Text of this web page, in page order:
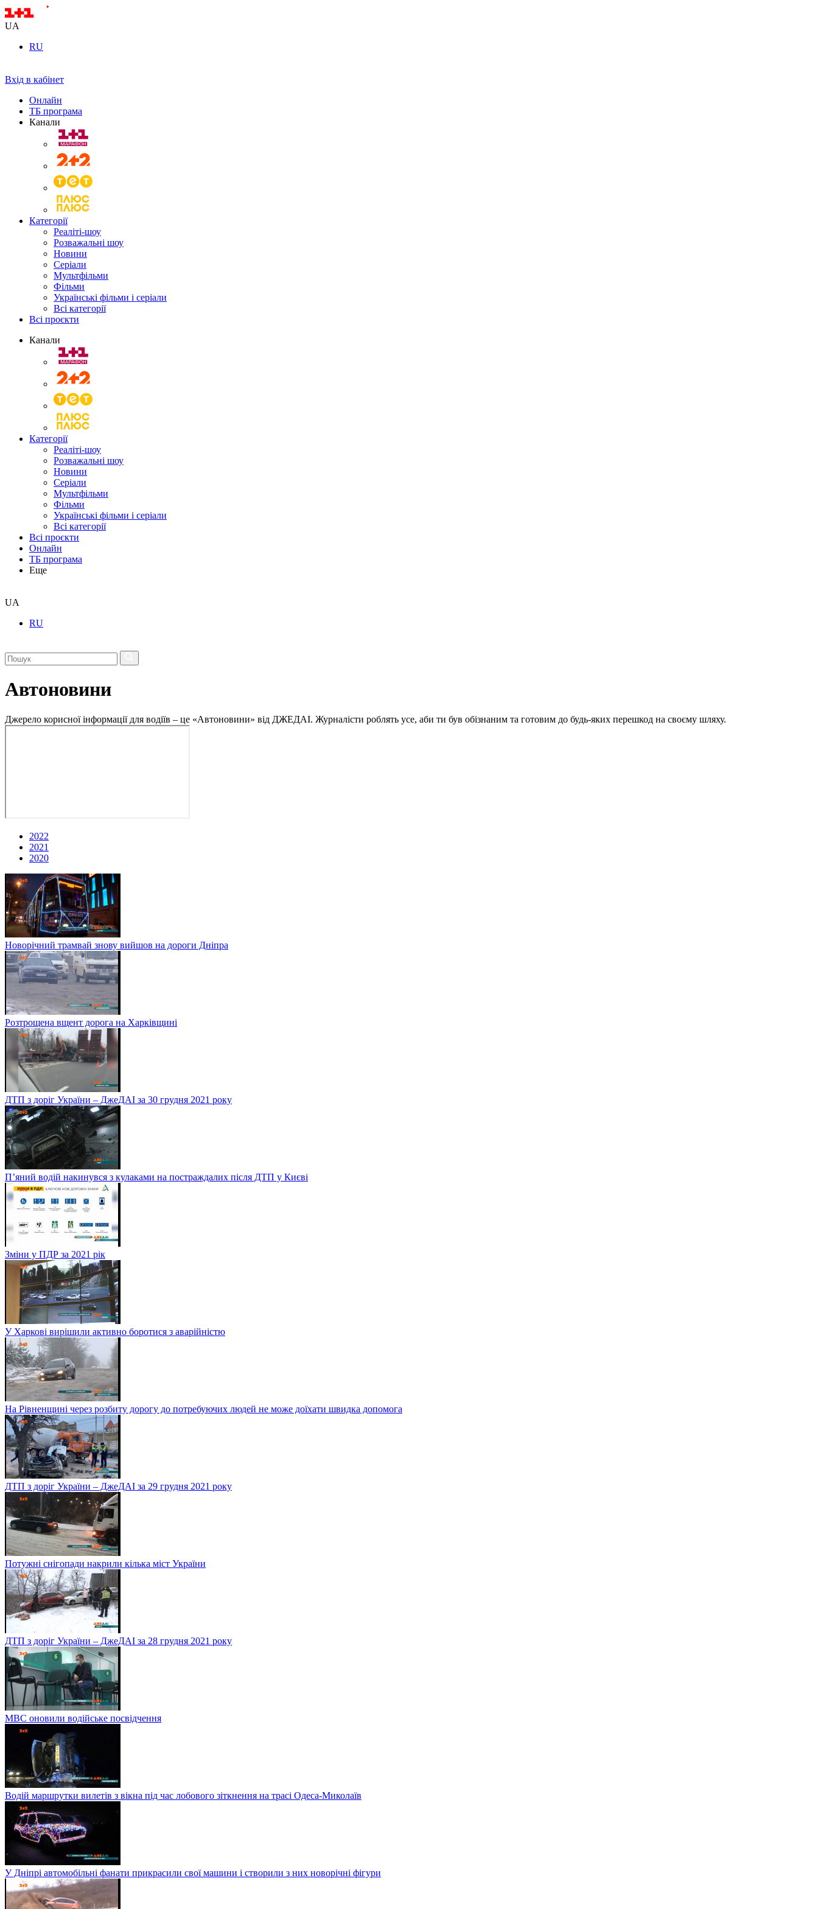
UA
RU
Вхід в кабінет
Онлайн
ТБ програма
Канали
Категорії
Реаліті-шоу
Розважальні шоу
Новини
Серіали
Мультфільми
Фільми
Українські фільми і серіали
Всі категорії
Всі проєкти
Канали
Категорії
Реаліті-шоу
Розважальні шоу
Новини
Серіали
Мультфільми
Фільми
Українські фільми і серіали
Всі категорії
Всі проєкти
Онлайн
ТБ програма
Еще
UA
RU
Автоновини
Джерело корисної інформації для водіїв – це «Автоновини» від ДЖЕДАІ. Журналісти роблять усе, аби ти був обізнаним та готовим до будь-яких перешкод на своєму шляху.
2022
2021
2020
Новорічний трамвай знову вийшов на дороги Дніпра
Розтрощена вщент дорога на Харківщині
ДТП з доріг України – ДжеДАІ за 30 грудня 2021 року
П’яний водій накинувся з кулаками на постраждалих після ДТП у Києві
Зміни у ПДР за 2021 рік
У Харкові вирішили активно боротися з аварійністю
На Рівненщині через розбиту дорогу до потребуючих людей не може доїхати швидка допомога
ДТП з доріг України – ДжеДАІ за 29 грудня 2021 року
Потужні снігопади накрили кілька міст України
ДТП з доріг України – ДжеДАІ за 28 грудня 2021 року
МВС оновили водійське посвідчення
Водій маршрутки вилетів з вікна під час лобового зіткнення на трасі Одеса-Миколаїв
У Дніпрі автомобільні фанати прикрасили свої машини і створили з них новорічні фігури